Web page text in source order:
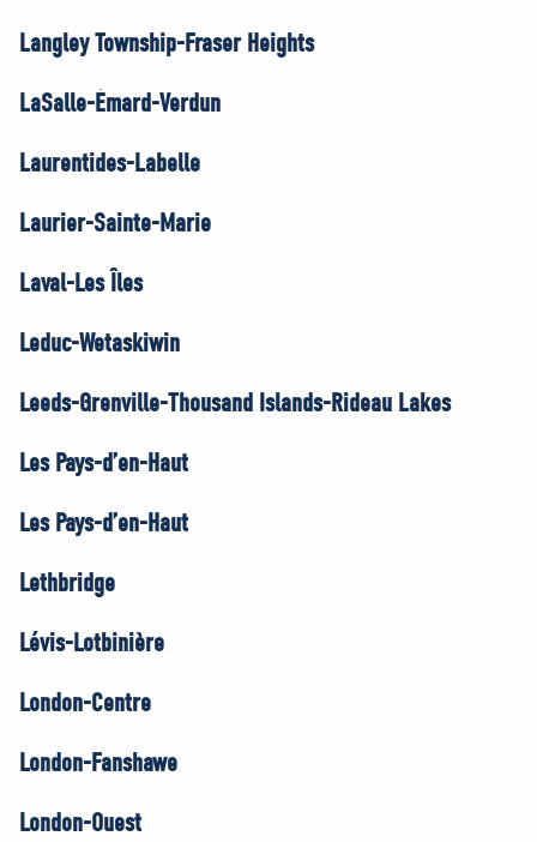
Langley Township-Fraser Heights
LaSalle-Émard-Verdun
Laurentides-Labelle
Laurier-Sainte-Marie
Laval-Les Îles
Leduc-Wetaskiwin
Leeds-Grenville-Thousand Islands-Rideau Lakes
Les Pays-d’en-Haut
Les Pays-d’en-Haut
Lethbridge
Lévis-Lotbinière
London-Centre
London-Fanshawe
London-Ouest